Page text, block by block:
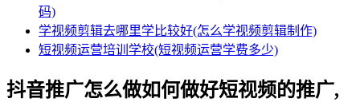
码)
学视频剪辑去哪里学比较好(怎么学视频剪辑制作)
短视频运营培训学校(短视频运营学费多少)
抖音推广怎么做如何做好短视频的推广,